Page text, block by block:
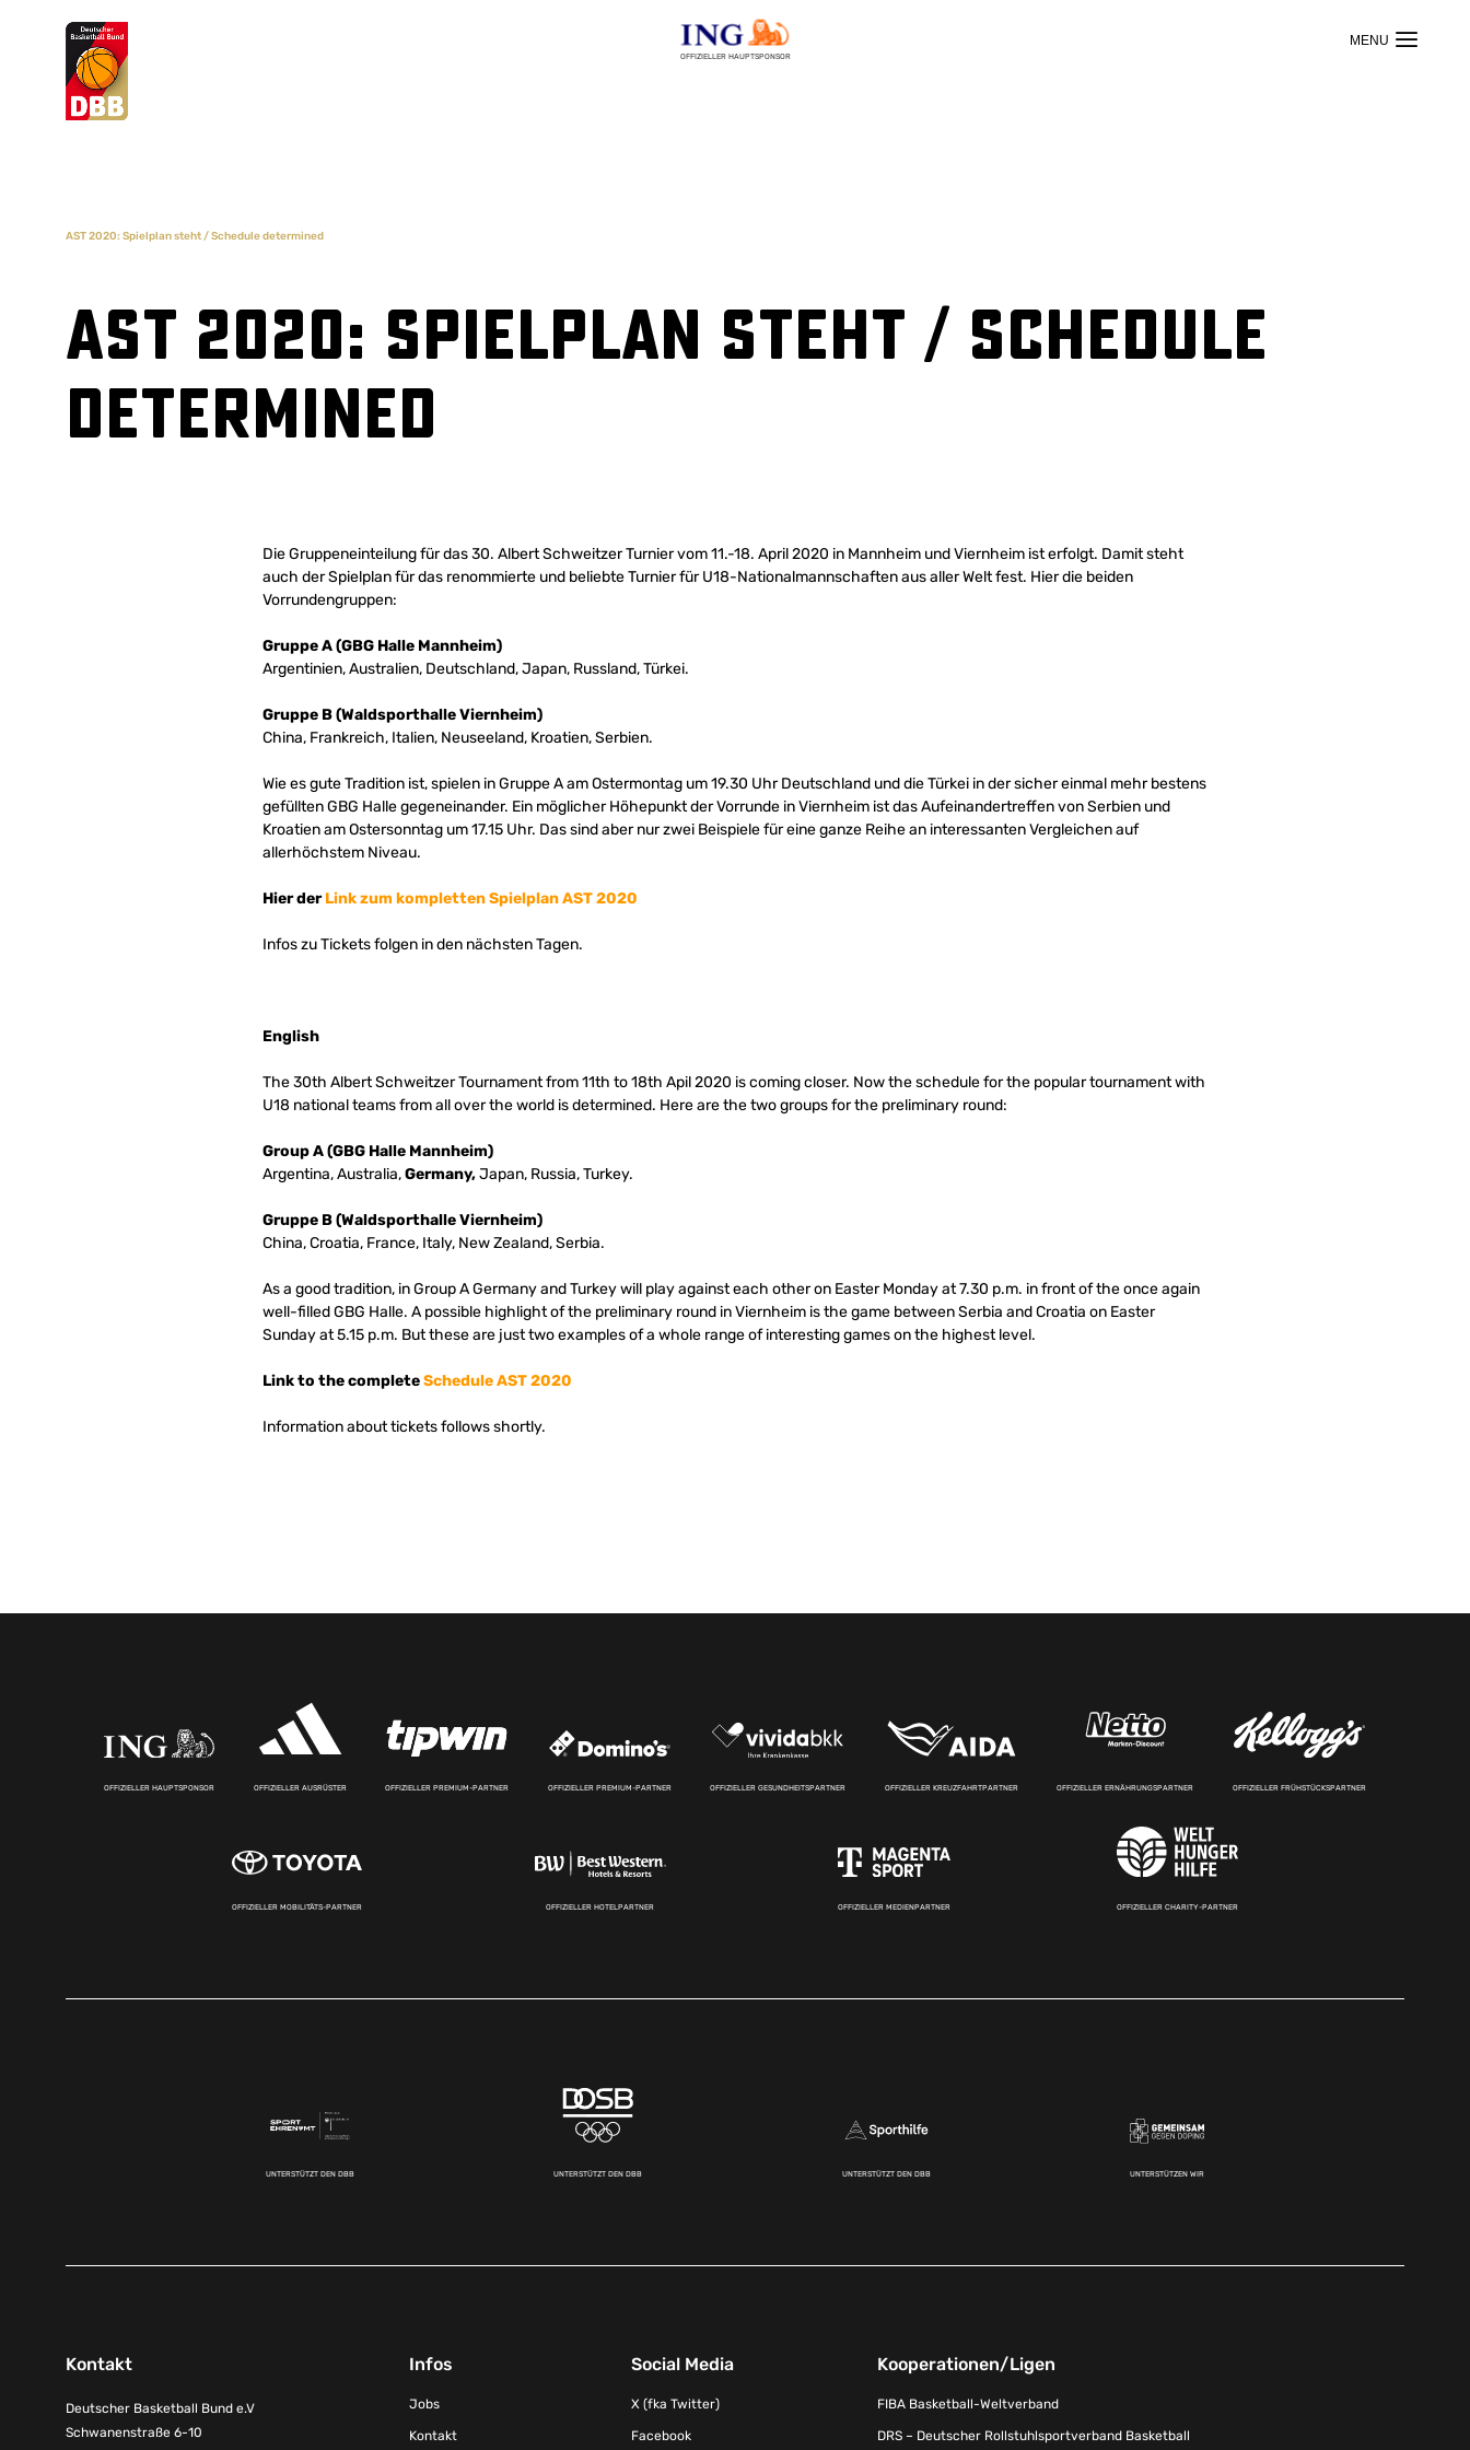
OFFIZIELLER HAUPTSPONSOR
Suchvorschläge
AST 2020: Spielplan steht / Schedule determined
AST 2020: Spielplan steht / Schedule
determined
Die Gruppeneinteilung für das 30. Albert Schweitzer Turnier vom 11.-18. April 2020 in Mannheim und Viernheim ist erfolgt. Damit steht
auch der Spielplan für das renommierte und beliebte Turnier für U18-Nationalmannschaften aus aller Welt fest. Hier die beiden
Vorrundengruppen:
Gruppe A (GBG Halle Mannheim)
Argentinien, Australien, Deutschland, Japan, Russland, Türkei.
Gruppe B (Waldsporthalle Viernheim)
China, Frankreich, Italien, Neuseeland, Kroatien, Serbien.
Wie es gute Tradition ist, spielen in Gruppe A am Ostermontag um 19.30 Uhr Deutschland und die Türkei in der sicher einmal mehr bestens
gefüllten GBG Halle gegeneinander. Ein möglicher Höhepunkt der Vorrunde in Viernheim ist das Aufeinandertreffen von Serbien und
Kroatien am Ostersonntag um 17.15 Uhr. Das sind aber nur zwei Beispiele für eine ganze Reihe an interessanten Vergleichen auf
allerhöchstem Niveau.
Hier derLink zum kompletten Spielplan AST 2020
Infos zu Tickets folgen in den nächsten Tagen.
English
The 30th Albert Schweitzer Tournament from 11th to 18th Apil 2020 is coming closer. Now the schedule for the popular tournament with
U18 national teams from all over the world is determined. Here are the two groups for the preliminary round:
Group A (GBG Halle Mannheim)
Argentina, Australia,Germany,Japan, Russia, Turkey.
Gruppe B (Waldsporthalle Viernheim)
China, Croatia, France, Italy, New Zealand, Serbia.
As a good tradition, in Group A Germany and Turkey will play against each other on Easter Monday at 7.30 p.m. in front of the once again
well-filled GBG Halle. A possible highlight of the preliminary round in Viernheim is the game between Serbia and Croatia on Easter
Sunday at 5.15 p.m. But these are just two examples of a whole range of interesting games on the highest level.
Link to the completeSchedule AST 2020
Information about tickets follows shortly.
OFFIZIELLER HAUPTSPONSOR OFFIZIELLER AUSRÜSTER OFFIZIELLER PREMIUM-PARTNER OFFIZIELLER PREMIUM-PARTNER OFFIZIELLER GESUNDHEITSPARTNER OFFIZIELLER KREUZFAHRTPARTNER OFFIZIELLER ERNÄHRUNGSPARTNER OFFIZIELLER FRÜHSTÜCKSPARTNER
OFFIZIELLER MOBILITÄTS-PARTNER OFFIZIELLER HOTELPARTNER OFFIZIELLER MEDIENPARTNER OFFIZIELLER CHARITY-PARTNER
UNTERSTÜTZT DEN DBB UNTERSTÜTZT DEN DBB UNTERSTÜTZT DEN DBB UNTERSTÜTZEN WIR
Kontakt
Deutscher Basketball Bund e.V
Schwanenstraße 6-10
Infos
Jobs
Kontakt
Social Media
X (fka Twitter)
Facebook
Kooperationen/Ligen
FIBA Basketball-Weltverband
DRS – Deutscher Rollstuhlsportverband Basketball